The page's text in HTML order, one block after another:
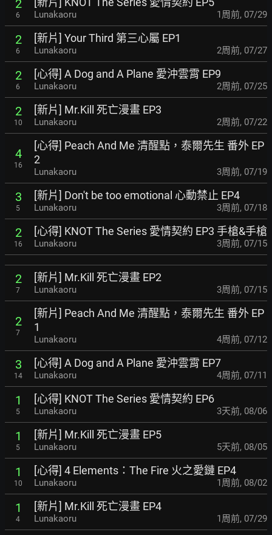
2
6 Lunakaoru 1周前, 07/29
2
6
[新片] Your Third 第三心屬 EP1
Lunakaoru 2周前, 07/27
2
6
[心得] A Dog and A Plane 愛沖雲霄 EP9
Lunakaoru 2周前, 07/25
2
10
[新片] Mr.Kill 死亡漫畫 EP3
Lunakaoru 2周前, 07/22
4
16
[心得] Peach And Me 清醒點，泰爾先生 番外 EP
2
Lunakaoru 3周前, 07/19
3
5
[新片] Don't be too emotional 心動禁止 EP4
Lunakaoru 3周前, 07/18
2
16
[心得] KNOT The Series 愛情契約 EP3 手槍&手槍
Lunakaoru 3周前, 07/15
2
7
[新片] Mr.Kill 死亡漫畫 EP2
Lunakaoru 3周前, 07/15
2
7
[新片] Peach And Me 清醒點，泰爾先生 番外 EP
1
Lunakaoru 4周前, 07/12
3
14
[心得] A Dog and A Plane 愛沖雲霄 EP7
Lunakaoru 4周前, 07/11
1
5
[心得] KNOT The Series 愛情契約 EP6
Lunakaoru 3天前, 08/06
1
5
[新片] Mr.Kill 死亡漫畫 EP5
Lunakaoru 5天前, 08/05
1
10
[心得] 4 Elements：The Fire 火之愛鏈 EP4
Lunakaoru 1周前, 08/02
1
4
[新片] Mr.Kill 死亡漫畫 EP4
Lunakaoru 1周前, 07/29